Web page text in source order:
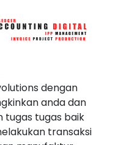
dengan
anda dan
tugas tugas baik
transaksi